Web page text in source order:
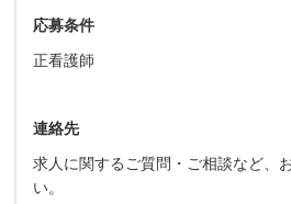
応募条件
正看護師
連絡先
求人に関するご質問・ご相談など、
い。